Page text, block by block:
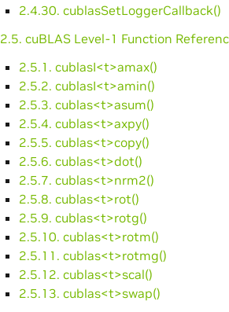
2.4.30. cublasSetLoggerCallback()
2.5. cuBLAS Level-1 Function
2.5.1. cublasI<t>amax()
2.5.2. cublasI<t>amin()
2.5.3. cublas<t>asum()
2.5.4. cublas<t>axpy()
2.5.5. cublas<t>copy()
2.5.6. cublas<t>dot()
2.5.7. cublas<t>nrm2()
2.5.8. cublas<t>rot()
2.5.9. cublas<t>rotg()
2.5.10. cublas<t>rotm()
2.5.11. cublas<t>rotmg()
2.5.12. cublas<t>scal()
2.5.13. cublas<t>swap()